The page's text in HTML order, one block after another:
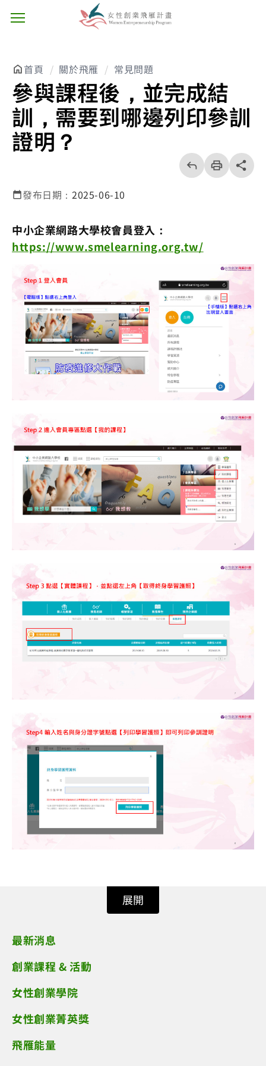
主選單按鈕
首頁 關於飛雁 常見問題
參與課程後，並完成結
訓，需要到哪邊列印參訓
證明？ 回
上
一
頁
列
印
share分享
發布日期： 2025-06-10
中小企業網路大學校會員登入：
https://www.smelearning.org.tw/
展開
最新消息
創業課程 & 活動
女性創業學院
女性創業菁英獎
飛雁能量